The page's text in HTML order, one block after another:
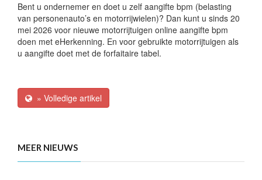
Bent u ondernemer en doet u zelf aangifte bpm (belasting
van personenauto’s en motorrijwielen)? Dan kunt u sinds 20
mei 2026 voor nieuwe motorrijtuigen online aangifte bpm
doen met eHerkenning. En voor gebruikte motorrijtuigen als
u aangifte doet met de forfaitaire tabel.
» Volledige artikel
MEER NIEUWS